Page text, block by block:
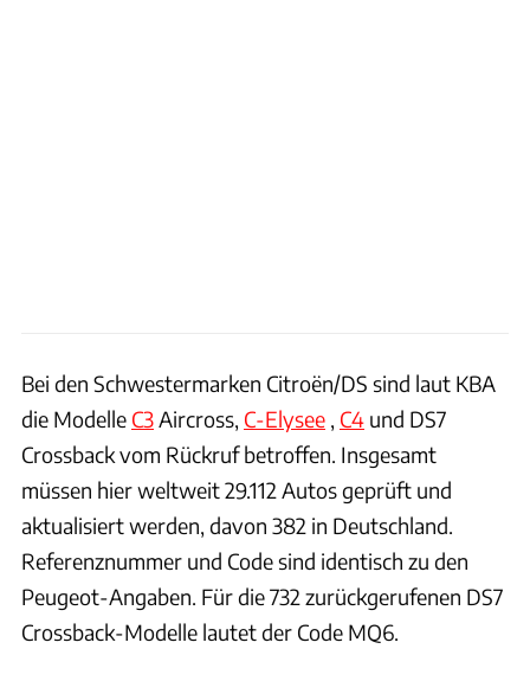
Bei den Schwestermarken Citroën/DS sind laut KBA
die Modelle C3Aircross, C-Elysee , C4 und DS7
Crossback vom Rückruf betroffen. Insgesamt
müssen hier weltweit 29.112 Autos geprüft und
aktualisiert werden, davon 382 in Deutschland.
Referenznummer und Code sind identisch zu den
Peugeot-Angaben. Für die 732 zurückgerufenen DS7
Crossback-Modelle lautet der Code MQ6.